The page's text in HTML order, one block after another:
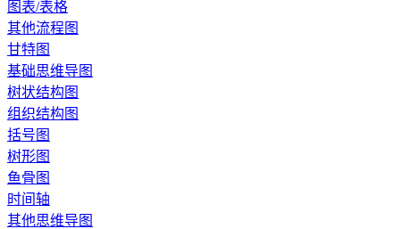
图表/表格
其他流程图
甘特图
基础思维导图
树状结构图
组织结构图
括号图
树形图
鱼骨图
时间轴
其他思维导图